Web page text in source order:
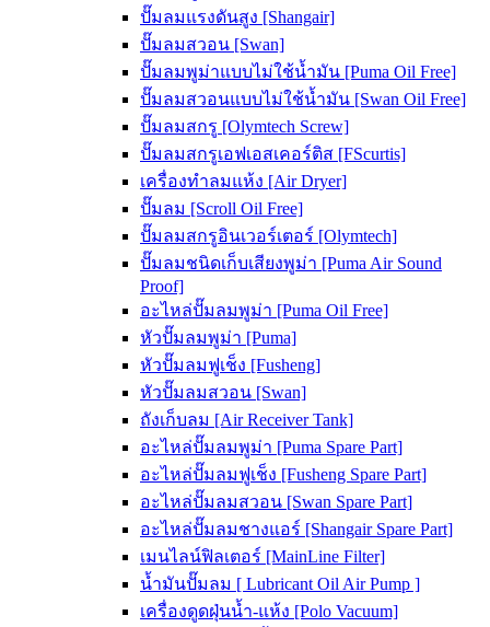
ปั๊มลมแรงดันสูง [Shangair]
ปั๊มลมสวอน [Swan]
ปั๊มลมพูม่าแบบไม่ใช้น้ำมัน [Puma Oil Free]
ปั๊มลมสวอนแบบไม่ใช้น้ำมัน [Swan Oil Free]
ปั๊มลมสกรู [Olymtech Screw]
ปั๊มลมสกรูเอฟเอสเคอร์ติส [FScurtis]
เครื่องทำลมแห้ง [Air Dryer]
ปั๊มลม [Scroll Oil Free]
ปั๊มลมสกรูอินเวอร์เตอร์ [Olymtech]
ปั๊มลมชนิดเก็บเสียงพูม่า [Puma Air Sound
Proof]
อะไหล่ปั๊มลมพูม่า [Puma Oil Free]
หัวปั๊มลมพูม่า [Puma]
หัวปั๊มลมฟูเช็ง [Fusheng]
หัวปั๊มลมสวอน [Swan]
ถังเก็บลม [Air Receiver Tank]
อะไหล่ปั๊มลมพูม่า [Puma Spare Part]
อะไหล่ปั๊มลมฟูเช็ง [Fusheng Spare Part]
อะไหล่ปั๊มลมสวอน [Swan Spare Part]
อะไหล่ปั๊มลมชางแอร์ [Shangair Spare Part]
เมนไลน์ฟิลเตอร์ [MainLine Filter]
น้ำมันปั๊มลม [ Lubricant Oil Air Pump ]
เครื่องดูดฝุ่นน้ำ-แห้ง [Polo Vacuum]